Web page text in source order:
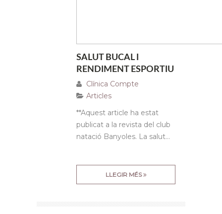
SALUT BUCAL I
RENDIMENT ESPORTIU
Clínica Compte
Articles
**Aquest article ha estat
publicat a la revista del club
natació Banyoles. La salut...
LLEGIR MÉS